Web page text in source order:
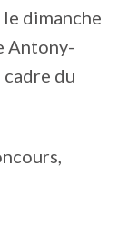
dimanche
Antony-
cadre du